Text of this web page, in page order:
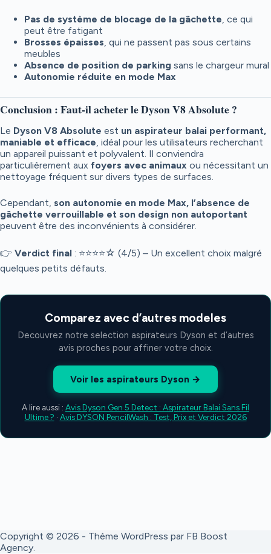
Pas de système de blocage de la gâchette, ce qui
peut être fatigant
Brosses épaisses, qui ne passent pas sous certains
meubles
Absence de position de parking sans le chargeur mural
Autonomie réduite en mode Max
Conclusion : Faut-il acheter le Dyson V8 Absolute ?
Le Dyson V8 Absolute est un aspirateur balai performant,
maniable et efficace , idéal pour les utilisateurs recherchant
un appareil puissant et polyvalent. Il conviendra
particulièrement aux foyers avec animaux ou nécessitant un
nettoyage fréquent sur divers types de surfaces.
Cependant, son autonomie en mode Max, l’absence de
gâchette verrouillable et son design non autoportant
peuvent être des inconvénients à considérer.
👉 Verdict final : ⭐⭐⭐⭐☆ (4/5) – Un excellent choix malgré
quelques petits défauts.
Comparez avec d’autres modeles
Decouvrez notre selection aspirateurs Dyson et d’autres
avis proches pour affiner votre choix.
Voir les aspirateurs Dyson →
A lire aussi : Avis Dyson Gen 5 Detect : Aspirateur Balai Sans Fil
Ultime ? · Avis DYSON PencilWash : Test, Prix et Verdict 2026
Copyright © 2026 - Thème WordPress par FB Boost
Agency.